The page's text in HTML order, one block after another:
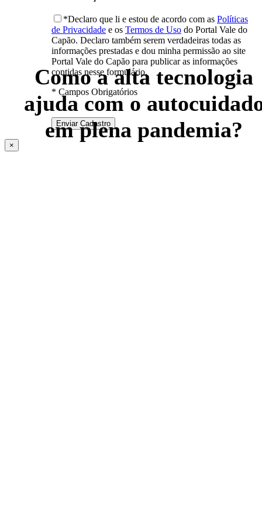
Como a alta tecnologia
ajuda com o
em plena pandemia?
*Declaro que li e estou de acordo com as Políticas
de Privacidade e os Termos de Uso do Portal Vale do
Capão. Declaro também serem verdadeiras todas as
informações prestadas e dou minha permissão ao site
Portal Vale do Capão para publicar as informações
contidas nesse formulário.
* Campos Obrigatórios
×